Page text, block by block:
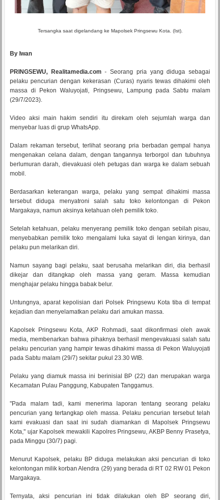
Tersangka saat digelandang ke Mapolsek Pringsewu Kota. (Ist).
By Iwan
PRINGSEWU, Realitamedia.com - Seorang pria yang diduga sebagai
pelaku pencurian dengan kekerasan (Curas) nyaris tewas dihakimi oleh
massa di Pekon Waluyojati, Pringsewu, Lampung pada Sabtu malam
(29/7/2023).
Video aksi main hakim sendiri itu direkam oleh sejumlah warga dan
menyebar luas di grup WhatsApp.
Dalam rekaman tersebut, terlihat seorang pria berbadan gempal hanya
mengenakan celana dalam, dengan tangannya terborgol dan tubuhnya
berlumuran darah, dievakuasi oleh petugas dan warga ke dalam sebuah
mobil.
Berdasarkan keterangan warga, pelaku yang sempat dihakimi massa
tersebut diduga menyatroni salah satu toko kelontongan di Pekon
Margakaya, namun aksinya ketahuan oleh pemilik toko.
Setelah ketahuan, pelaku menyerang pemilik toko dengan sebilah pisau,
menyebabkan pemilik toko mengalami luka sayat di lengan kirinya, dan
pelaku pun melarikan diri.
Namun sayang bagi pelaku, saat berusaha melarikan diri, dia berhasil
dikejar dan ditangkap oleh massa yang geram. Massa kemudian
menghajar pelaku hingga babak belur.
Untungnya, aparat kepolisian dari Polsek Pringsewu Kota tiba di tempat
kejadian dan menyelamatkan pelaku dari amukan massa.
Kapolsek Pringsewu Kota, AKP Rohmadi, saat dikonfirmasi oleh awak
media, membenarkan bahwa pihaknya berhasil mengevakuasi salah satu
pelaku pencurian yang hampir tewas dihakimi massa di Pekon Waluyojati
pada Sabtu malam (29/7) sekitar pukul 23.30 WIB.
Pelaku yang diamuk massa ini berinisial BP (22) dan merupakan warga
Kecamatan Pulau Panggung, Kabupaten Tanggamus.
"Pada malam tadi, kami menerima laporan tentang seorang pelaku
pencurian yang tertangkap oleh massa. Pelaku pencurian tersebut telah
kami evakuasi dan saat ini sudah diamankan di Mapolsek Pringsewu
Kota," ujar Kapolsek mewakili Kapolres Pringsewu, AKBP Benny Prasetya,
pada Minggu (30/7) pagi.
Menurut Kapolsek, pelaku BP diduga melakukan aksi pencurian di toko
kelontongan milik korban Alendra (29) yang berada di RT 02 RW 01 Pekon
Margakaya.
Ternyata, aksi pencurian ini tidak dilakukan oleh BP seorang diri,